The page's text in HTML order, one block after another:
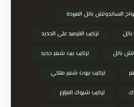
الساندوتش بانل المبردة
تركيب القرميد على الحديد
بانل تركيب بيت شعر حديد
تركيب بيوت شعر ملكي
تركيب شبوك المزارع